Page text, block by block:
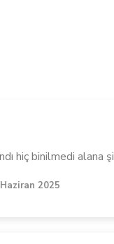
hiç binilmedi
2025